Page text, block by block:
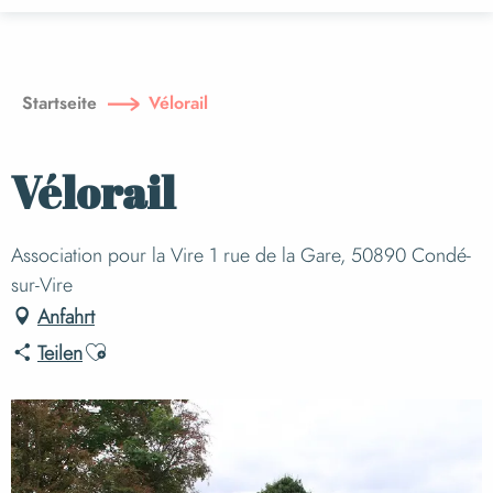
principal
Startseite Vélorail
Vélorail
Association pour la Vire 1 rue de la Gare, 50890 Condé-
sur-Vire
Anfahrt
TeilenAjouter aux favoris